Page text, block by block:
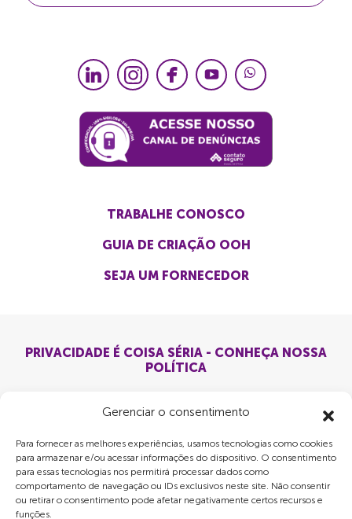
Gerenciar o consentimento
Para fornecer as melhores experiências, usamos tecnologias como cookies
para armazenar e/ou acessar informações do dispositivo. O consentimento
para essas tecnologias nos permitirá processar dados como
comportamento de navegação ou IDs exclusivos neste site. Não consentir
ou retirar o consentimento pode afetar negativamente certos recursos e
funções.
TRABALHE CONOSCO
GUIA DE CRIAÇÃO OOH
SEJA UM FORNECEDOR
PRIVACIDADE É COISA SÉRIA - CONHEÇA NOSSA
POLÍTICA